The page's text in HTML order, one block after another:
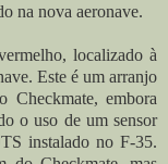
na nova aeronave.
localizado à
Este é um arranjo
Checkmate, embora
o uso de um sensor
instalado no F-35.